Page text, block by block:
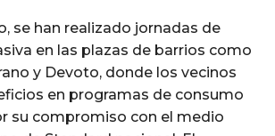
se han realizado jornadas de
en las plazas de barrios como
y Devoto, donde los vecinos
en programas de consumo
su compromiso con el medio